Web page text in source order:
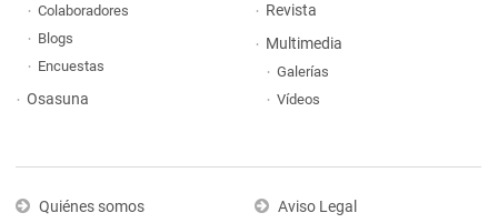
Colaboradores
Blogs
Encuestas
Osasuna
Revista
Multimedia
Galerías
Vídeos
Quiénes somos Aviso Legal